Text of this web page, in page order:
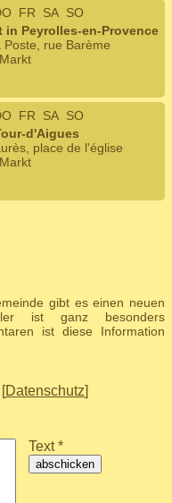
FR SA SO
in Peyrolles-en-Provence
Poste, rue Barème
FR SA SO
d'Aigues
place de l'église
gibt es einen neuen
ist ganz besonders
ist diese Information
[Datenschutz]
Text *
abschicken